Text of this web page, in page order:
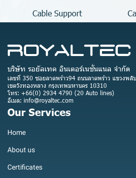
Cable Support
บริษัท รอยัลเทค อินเตอร์เนชั่นแนล จำกัด
เลขที่ 350 ซอยลาดพร้าว94 ถนนลาดพร้าว แขวงพลั
เขตวังทองหลาง กรุงเทพมหานคร 10310
โทร: +66(0) 2934 4790 (20 Auto lines)
อีเมล: info@royaltec.com
Our Services
Home
About us
Certificates